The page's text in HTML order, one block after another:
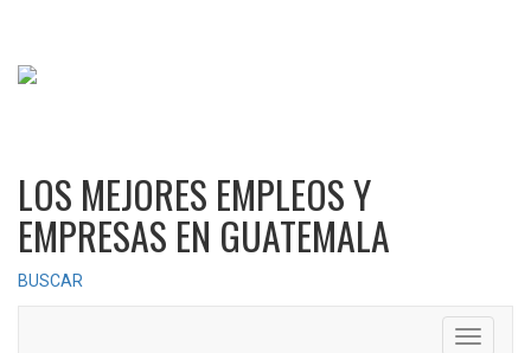
LOS MEJORES EMPLEOS Y
EMPRESAS EN GUATEMALA
BUSCAR
Toggle